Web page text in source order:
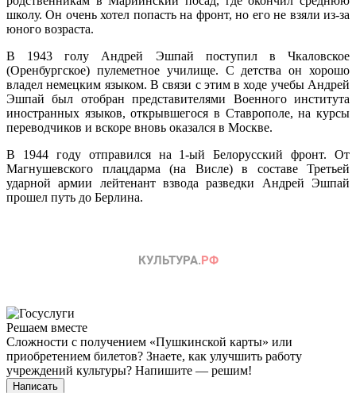
школу. Он очень хотел попасть на фронт, но его не взяли из-за
юного возраста.
В 1943 голу Андрей Эшпай поступил в Чкаловское
(Оренбургское) пулеметное училище. С детства он хорошо
владел немецким языком. В связи с этим в ходе учебы Андрей
Эшпай был отобран представителями Военного института
иностранных языков, открывшегося в Ставрополе, на курсы
переводчиков и вскоре вновь оказался в Москве.
В 1944 году отправился на 1-ый Белорусский фронт. От
Магнушевского плацдарма (на Висле) в составе Третьей
ударной армии лейтенант взвода разведки Андрей Эшпай
прошел путь до Берлина.
Решаем вместе
Сложности с получением «Пушкинской карты» или
приобретением билетов? Знаете, как улучшить работу
учреждений культуры? Напишите — решим!
Написать